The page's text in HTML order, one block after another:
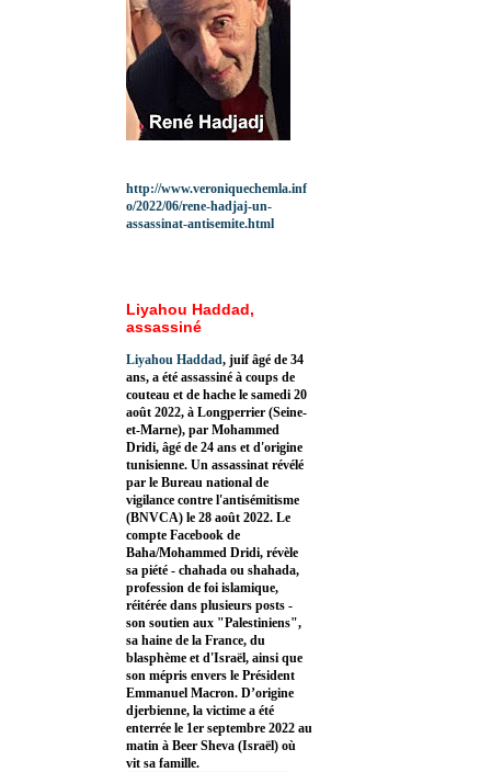
http://www.veroniquechemla.inf
o/2022/06/rene-hadjaj-un-
assassinat-antisemite.html
Liyahou Haddad,
assassiné
Liyahou Haddad, juif âgé de 34
ans, a été assassiné à coups de
couteau et de hache le samedi 20
août 2022, à Longperrier (Seine-
et-Marne), par Mohammed
Dridi, âgé de 24 ans et d'origine
tunisienne. Un assassinat révélé
par le Bureau national de
vigilance contre l'antisémitisme
(BNVCA) le 28 août 2022. Le
compte Facebook de
Baha/Mohammed Dridi, révèle
sa piété - chahada ou shahada,
profession de foi islamique,
réitérée dans plusieurs posts -
son soutien aux "Palestiniens",
sa haine de la France, du
blasphème et d'Israël, ainsi que
son mépris envers le Président
Emmanuel Macron. D’origine
djerbienne, la victime a été
enterrée le 1er septembre 2022 au
matin à Beer Sheva (Israël) où
vit sa famille.